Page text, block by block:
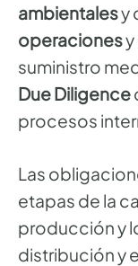
ambientalesy
operaciones
suministro
Due Diligence
procesos
Las
etapas de la
producción y
distribución y